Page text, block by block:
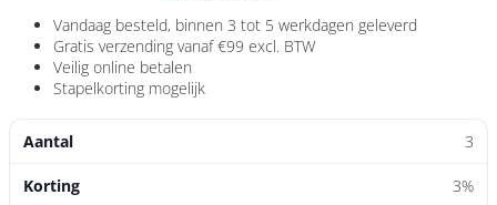
Vandaag besteld, binnen 3 tot 5 werkdagen geleverd
Gratis verzending vanaf €99 excl. BTW
Veilig online betalen
Stapelkorting mogelijk
3
3%